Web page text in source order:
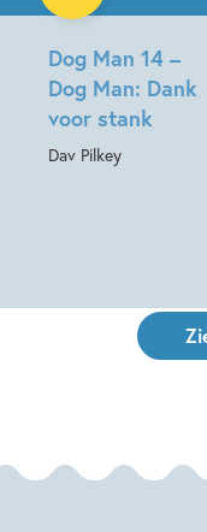
Dog Man 14 –
Dog Man: Dank
voor stank
Dav Pilkey